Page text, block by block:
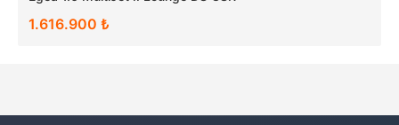
1.616.900 ₺